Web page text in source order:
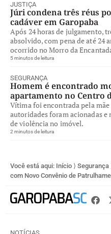
JUSTIÇA
Júri condena três réus
cadáver em Garopaba
Após 24 horas de julgamento,
absolvido, com pena de até 24
ocorrido no Morro da
5 minutos de leitura
SEGURANÇA
Homem é encontrado
apartamento no Centro
Vítima foi encontrada pela
autoridades foram acionadas
de violência no imóvel.
2 minutos de leitura
Você está aqui: Início ⟩ Segurança
com Novo Convênio de